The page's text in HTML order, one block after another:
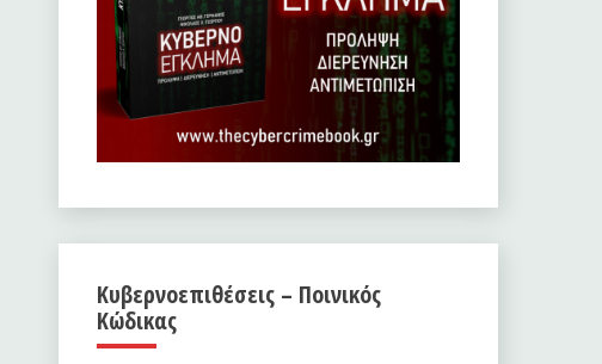
Κυβερνοεπιθέσεις – Ποινικός
Κώδικας